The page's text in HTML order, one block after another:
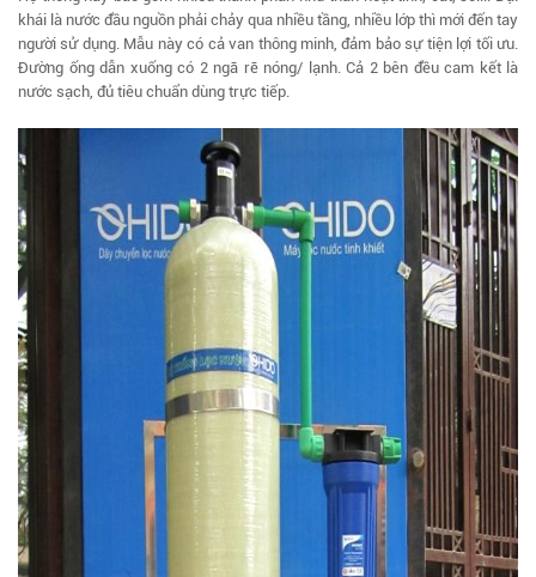
khái là nước đầu nguồn phải chảy qua nhiều tầng, nhiều lớp thì mới đến tay
người sử dụng. Mẫu này có cả van thông minh, đảm bảo sự tiện lợi tối ưu.
Đường ống dẫn xuống có 2 ngã rẽ nóng/ lạnh. Cả 2 bên đều cam kết là
nước sạch, đủ tiêu chuẩn dùng trực tiếp.